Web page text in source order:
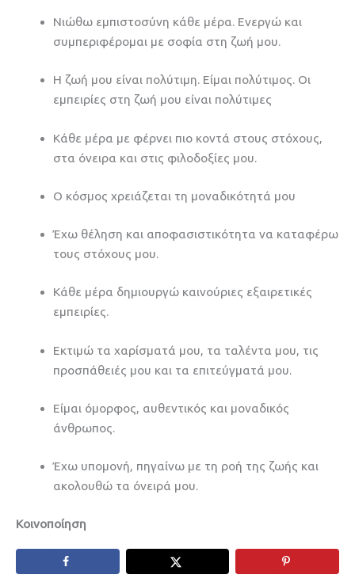
Νιώθω εμπιστοσύνη κάθε μέρα. Ενεργώ και
συμπεριφέρομαι με σοφία στη ζωή μου.
Η ζωή μου είναι πολύτιμη. Είμαι πολύτιμος. Οι
εμπειρίες στη ζωή μου είναι πολύτιμες
Κάθε μέρα με φέρνει πιο κοντά στους στόχους,
στα όνειρα και στις φιλοδοξίες μου.
Ο κόσμος χρειάζεται τη μοναδικότητά μου
Έχω θέληση και αποφασιστικότητα να καταφέρω
τους στόχους μου.
Κάθε μέρα δημιουργώ καινούριες εξαιρετικές
εμπειρίες.
Εκτιμώ τα χαρίσματά μου, τα ταλέντα μου, τις
προσπάθειές μου και τα επιτεύγματά μου.
Είμαι όμορφος, αυθεντικός και μοναδικός
άνθρωπος.
Έχω υπομονή, πηγαίνω με τη ροή της ζωής και
ακολουθώ τα όνειρά μου.
Κοινοποίηση